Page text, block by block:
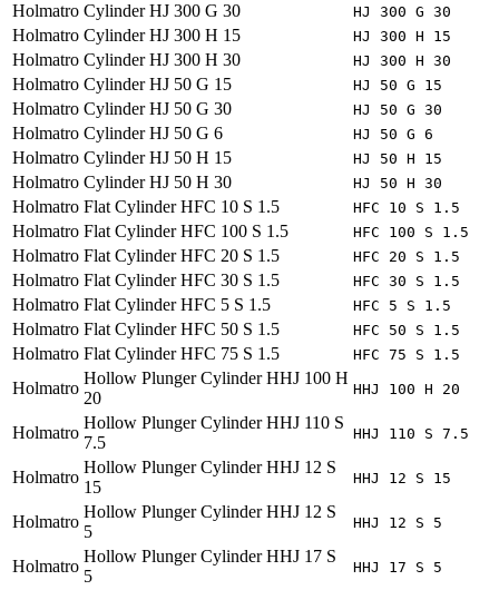
Holmatro Cylinder HJ 300 G 30 HJ 300 G 30
Holmatro Cylinder HJ 300 H 15 HJ 300 H 15
Holmatro Cylinder HJ 300 H 30 HJ 300 H 30
Holmatro Cylinder HJ 50 G 15 HJ 50 G 15
Holmatro Cylinder HJ 50 G 30 HJ 50 G 30
Holmatro Cylinder HJ 50 G 6 HJ 50 G 6
Holmatro Cylinder HJ 50 H 15 HJ 50 H 15
Holmatro Cylinder HJ 50 H 30 HJ 50 H 30
Holmatro Flat Cylinder HFC 10 S 1.5 HFC 10 S 1.5
Holmatro Flat Cylinder HFC 100 S 1.5 HFC 100 S 1.5
Holmatro Flat Cylinder HFC 20 S 1.5 HFC 20 S 1.5
Holmatro Flat Cylinder HFC 30 S 1.5 HFC 30 S 1.5
Holmatro Flat Cylinder HFC 5 S 1.5 HFC 5 S 1.5
Holmatro Flat Cylinder HFC 50 S 1.5 HFC 50 S 1.5
Holmatro Flat Cylinder HFC 75 S 1.5 HFC 75 S 1.5
Holmatro
Hollow Plunger Cylinder HHJ 100 H
20
HHJ 100 H 20
Holmatro
Hollow Plunger Cylinder HHJ 110 S
7.5
HHJ 110 S 7.5
Holmatro
Hollow Plunger Cylinder HHJ 12 S
15
HHJ 12 S 15
Holmatro
Hollow Plunger Cylinder HHJ 12 S
5
HHJ 12 S 5
Holmatro
Hollow Plunger Cylinder HHJ 17 S
5
HHJ 17 S 5